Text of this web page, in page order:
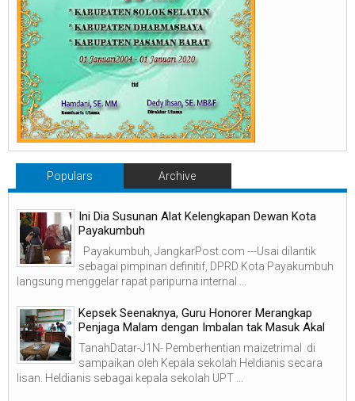
Populars Archive
Ini Dia Susunan Alat Kelengkapan Dewan Kota
Payakumbuh
Payakumbuh, JangkarPost.com ---Usai dilantik
sebagai pimpinan definitif, DPRD Kota Payakumbuh
langsung menggelar rapat paripurna internal ...
Kepsek Seenaknya, Guru Honorer Merangkap
Penjaga Malam dengan Imbalan tak Masuk Akal
TanahDatar-J1N- Pemberhentian maizetrimal di
sampaikan oleh Kepala sekolah Heldianis secara
lisan. Heldianis sebagai kepala sekolah UPT ...